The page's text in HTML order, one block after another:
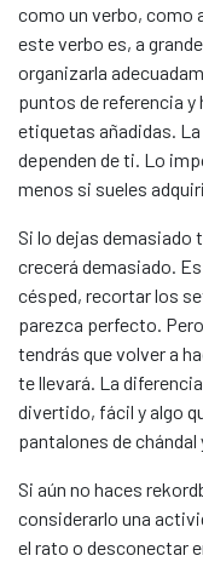
como un verbo, como
este verbo es, a
organizarla
puntos de referencia
etiquetas añadidas.
dependen de ti. Lo
menos si sueles
Si lo dejas
crecerá demasiado.
césped, recortar los
parezca perfecto.
tendrás que volver a
te llevará. La
divertido, fácil y algo
pantalones de chándal
Si aún no haces
considerarlo una
el rato o desconectar